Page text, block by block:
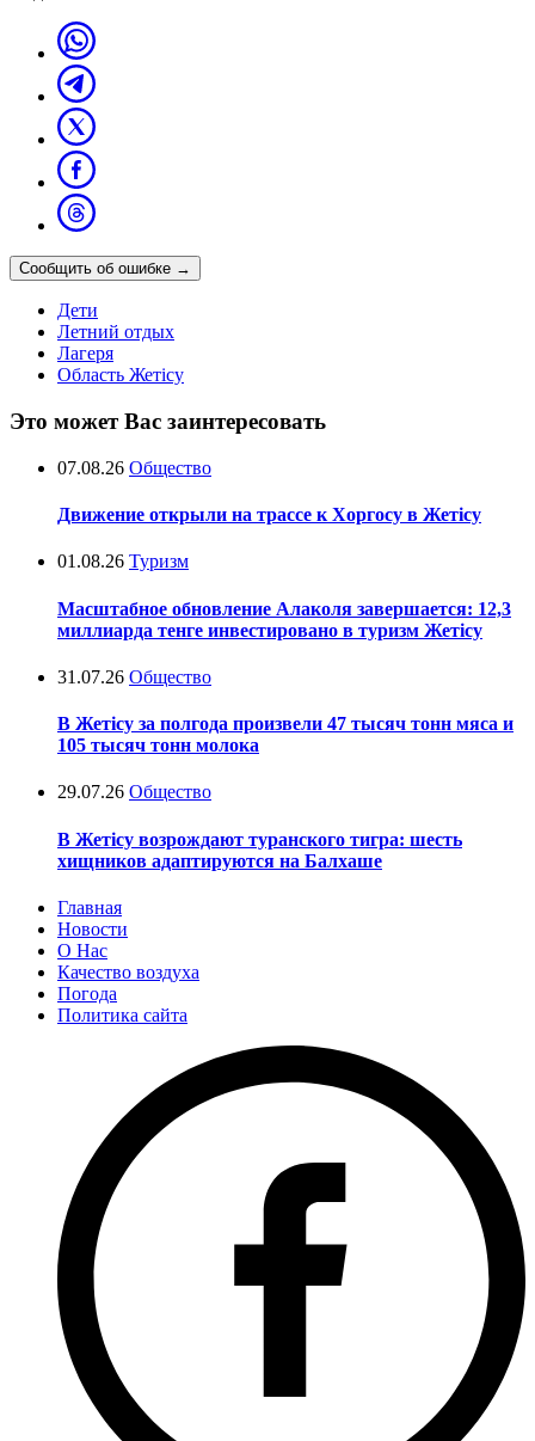
Сообщить об ошибке →
Дети
Летний отдых
Лагеря
Область Жетісу
Это может Вас заинтересовать
07.08.26 Общество
Движение открыли на трассе к Хоргосу в Жетісу
01.08.26 Туризм
Масштабное обновление Алаколя завершается: 12,3
миллиарда тенге инвестировано в туризм Жетісу
31.07.26 Общество
В Жетісу за полгода произвели 47 тысяч тонн мяса и
105 тысяч тонн молока
29.07.26 Общество
В Жетісу возрождают туранского тигра: шесть
хищников адаптируются на Балхаше
Главная
Новости
О Нас
Качество воздуха
Погода
Политика сайта